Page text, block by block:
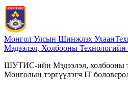
Монгол Улсын Шинжлэх Ухаан
Мэдээлэл, Холбооны Технологийн
ШУТИС-ийн Мэдээлэл, холбооны
Монголын тэргүүлэгч IT